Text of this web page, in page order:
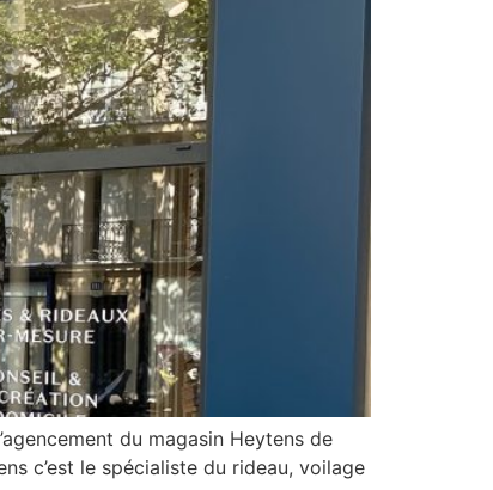
du magasin Heytens de
c’est le spécialiste du rideau, voilage